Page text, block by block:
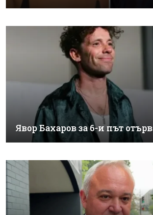
Явор Бахаров за 6-и път